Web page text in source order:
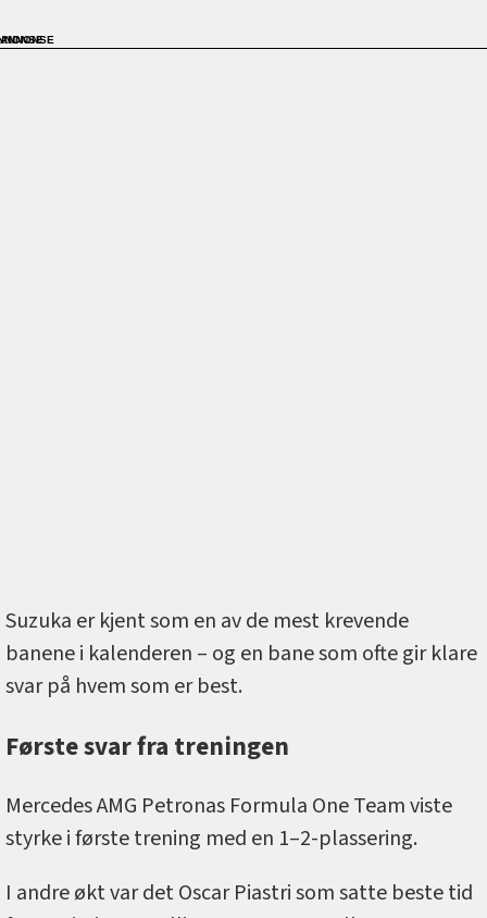
Suzuka er kjent som en av de mest krevende
banene i kalenderen – og en bane som ofte gir klare
svar på hvem som er best.
Første svar fra treningen
Mercedes AMG Petronas Formula One Team viste
styrke i første trening med en 1–2-plassering.
I andre økt var det Oscar Piastri som satte beste tid